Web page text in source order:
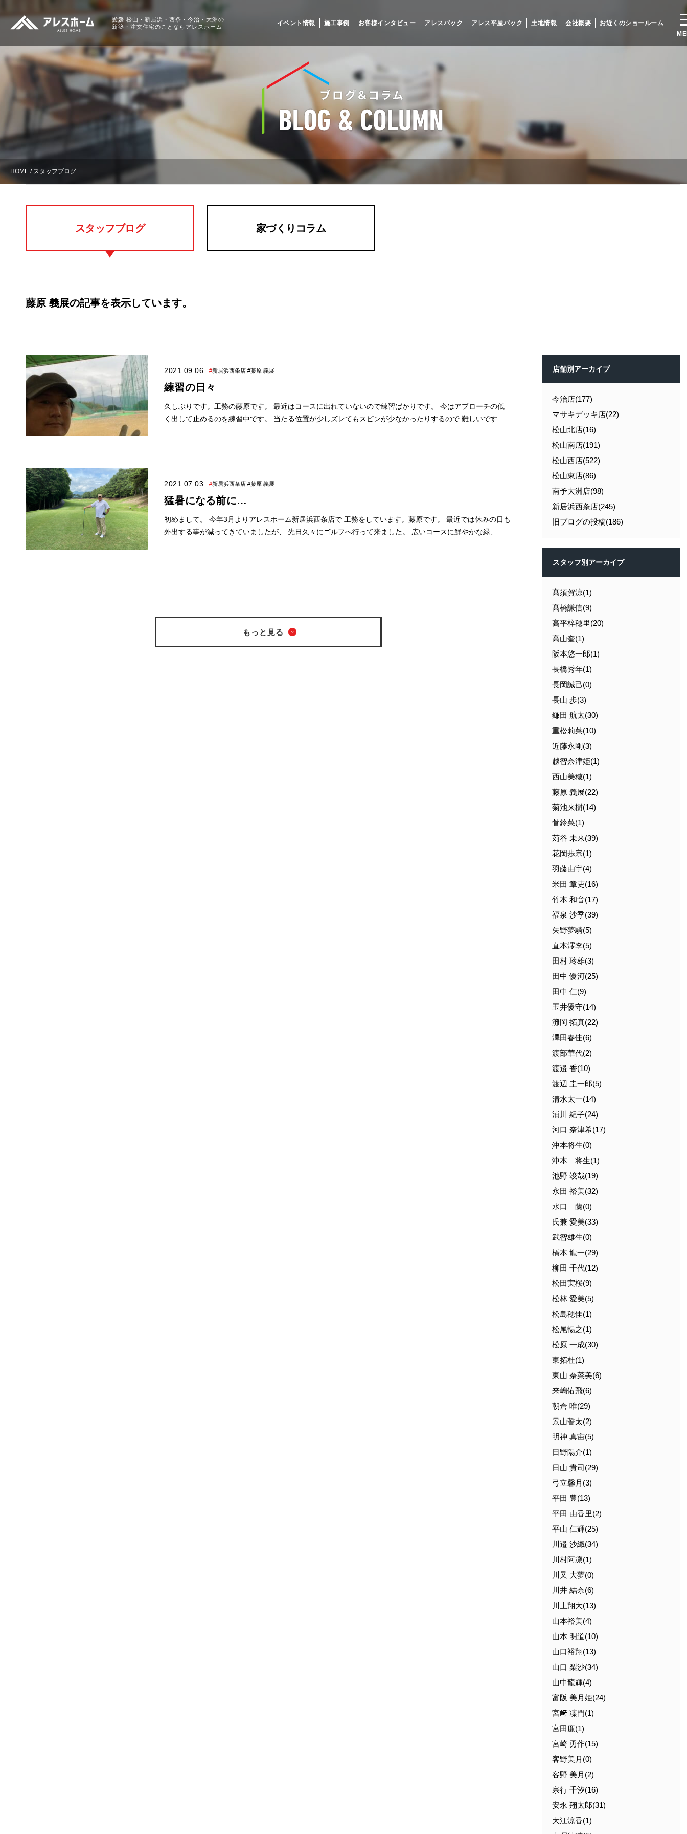
愛媛 松山・新居浜・ 西条・今治・大洲の
新築・注文住宅のことなら アレスホーム イベント情報 施工事例 お客様インタビュー アレスパック アレス平屋パック 土地情報 会社概要
お近くのショールーム
HOME スタッフブログ
スタッフブログ 家づくりコラム
藤原 義展の記事を表示しています。
2021.09.06 #新居浜西条店 #藤原 義展
練習の日々
久しぶりです。工務の藤原です。 最近はコースに出れていないので練習ばかりです。 今はアプローチの低
く出して止めるのを練習中です。 当たる位置が少しズレてもスピンが少なかったりするので 難しいですが
ていきましょう！ さて、9月もアレスホームではイベントを開催いたします。 完全予約制でのご案内になり
い！ 感染対策万全でお待ちしておりますので 皆様是非ご来場ください✨ 特典内容は超豪華！ 詳しくはイベ
ント情報をご覧ください✨ 【コロナウイルス感染症予防対策について】 ■ショールーム紹介■ 画像をクリ
ックで気になるショールームの 情報をご覧いただけます！ どんな所か気になる！という方は事前にチェッ
2021.07.03 #新居浜西条店 #藤原 義展
猛暑になる前に…
初めまして。 今年3月よりアレスホーム新居浜西条店で 工務をしています。藤原です。 最近では休みの日も
外出する事が減ってきていましたが、 先日久々にゴルフへ行って来ました。 広いコースに鮮やかな緑、 癒
■ショールーム紹介■ 画像をクリックで気になるショールームの 情報をご覧いただけます！ どんな所か気
になる！という方は事前にチェック！ 画像をクリックで詳細をご覧いただけます✨ 松山西店 松山南店 新居
もっと見る
店舗別アーカイブ
今治店(177)
マサキデッキ店(22)
松山北店(16)
松山南店(191)
松山西店(522)
松山東店(86)
南予大洲店(98)
新居浜西条店(245)
旧ブログの投稿(186)
スタッフ別アーカイブ
髙須賀涼(1)
髙橋謙信(9)
高平梓穂里(20)
高山奎(1)
阪本悠一郎(1)
長橋秀年(1)
長岡誠己(0)
長山 歩(3)
鎌田 航太(30)
重松莉菜(10)
近藤永剛(3)
越智奈津姫(1)
西山美穂(1)
藤原 義展(22)
菊池来樹(14)
菅鈴菜(1)
苅谷 未来(39)
花岡歩宗(1)
羽藤由宇(4)
米田 章吏(16)
竹本 和音(17)
福泉 沙季(39)
矢野夢騎(5)
直本澪李(5)
田村 玲雄(3)
田中 優河(25)
田中 仁(9)
玉井優守(14)
灘岡 拓真(22)
澤田春佳(6)
渡部華代(2)
渡邉 香(10)
渡辺 圭一郎(5)
清水太一(14)
浦川 紀子(24)
河口 奈津希(17)
沖本将生(0)
沖本 将生(1)
池野 竣哉(19)
永田 裕美(32)
水口 蘭(0)
氏兼 愛美(33)
武智雄生(0)
橋本 龍一(29)
柳田 千代(12)
松田実桜(9)
松林 愛美(5)
松島穂佳(1)
松尾暢之(1)
松原 一成(30)
東拓杜(1)
東山 奈菜美(6)
来嶋佑飛(6)
朝倉 唯(29)
景山誓太(2)
明神 真宙(5)
日野陽介(1)
日山 貴司(29)
弓立馨月(3)
平田 豊(13)
平田 由香里(2)
平山 仁輝(25)
川邉 沙織(34)
川村阿凛(1)
川又 大夢(0)
川井 結奈(6)
川上翔大(13)
山本裕美(4)
山本 明道(10)
山口裕翔(13)
山口 梨沙(34)
山中龍輝(4)
富阪 美月姫(24)
宮﨑 凜門(1)
宮田廉(1)
宮崎 勇作(15)
客野美月(0)
客野 美月(2)
宗行 千汐(16)
安永 翔太郎(31)
大江涼香(1)